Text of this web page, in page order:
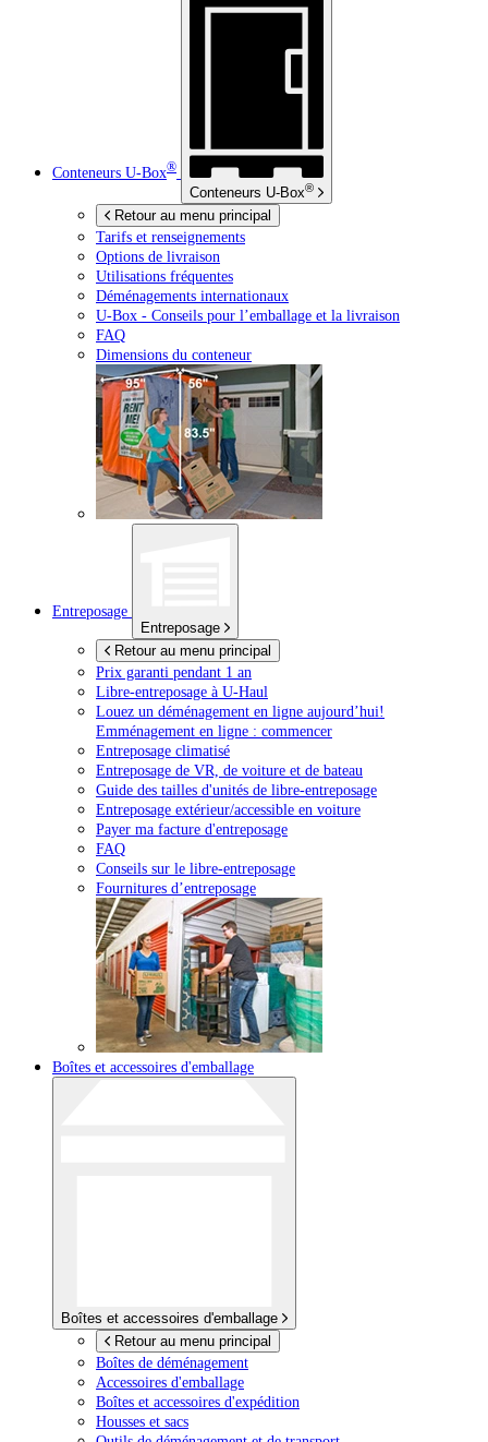
Conteneurs U-Box®
Conteneurs U-Box®
Retour au menu principal
Tarifs et renseignements
Options de livraison
Utilisations fréquentes
Déménagements internationaux
U-Box - Conseils pour l’emballage et la livraison
FAQ
Dimensions du conteneur
Entreposage
Entreposage
Retour au menu principal
Prix garanti pendant 1 an
Libre-entreposage à U-Haul
Louez un déménagement en ligne aujourd’hui!
Emménagement en ligne : commencer
Entreposage climatisé
Entreposage de VR, de voiture et de bateau
Guide des tailles d'unités de libre-entreposage
Entreposage extérieur/accessible en voiture
Payer ma facture d'entreposage
FAQ
Conseils sur le libre-entreposage
Fournitures d’entreposage
Boîtes et accessoires d'emballage
Boîtes et accessoires d'emballage
Retour au menu principal
Boîtes de déménagement
Accessoires d'emballage
Boîtes et accessoires d'expédition
Housses et sacs